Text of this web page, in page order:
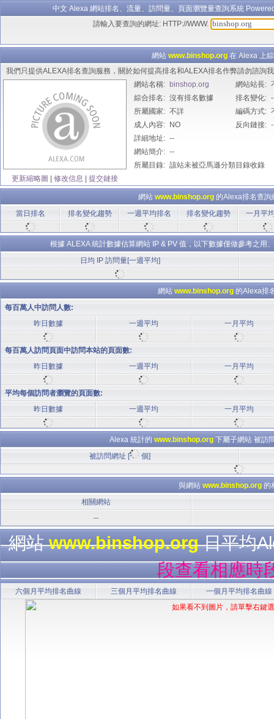
中文 Alexa 網站排名、流量、訪問量、頁面瀏覽量查詢系統
請輸入要查詢的網址: HTTP://WWW.
網站 www.binshop.org 在 Alexa 上
我們只提供ALEXA排名查詢服務，關於如何提高排名和ALEXA排名作弊請勿諮詢
網站名稱:
binshop.org 網站站長:
綜合排名: 沒有排名數據 排名變化:
所屬國家: 不詳 編碼方式:
成人內容:
NO 反向鏈接:
詳細地址: --
網站簡介: --
所屬目錄: 該站未被亞馬遜分類目錄收錄
更新縮略圖
修改信息 提交鏈接
網站 www.binshop.org 的Alexa排名查
當日排名
排名變化趨勢 一週平均排名 排名變化趨勢 一月平
根據 ALEXA 統計數據估算網站 IP & PV 值，以下數據僅做參考之用
日均 IP 訪問量[一週平均]
網站 www.binshop.org 的Alexa排
每百萬人中訪問人數:
昨日數據
一週平均 一月平均
每百萬人訪問頁面中訪問本站的頁面數:
昨日數據
一週平均 一月平均
平均每個訪問者瀏覽的頁面數:
昨日數據
一週平均 一月平均
Alexa 統計的 www.binshop.org下屬子網站 被訪
被訪問網址 [
個]
與網站 www.binshop.org的
相關網站
--
網站www.binshop.org日平均
段查看相應時
六個月平均排名曲線 三個月平均排名曲線 一個月平均排名曲線